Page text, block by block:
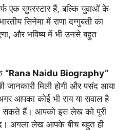
एक सुपरस्टार हैं, बल्कि युवाओं के
सिनेमा में राणा दग्गुबती का
और भविष्य में भी उनसे बहुत
“Rana Naidu Biography”
मिली होगी और पसंद आया
आपका कोई भी राय या सवाल है
हैं। आपको इस लेख को पूरी
अगला लेख आपके बीच बहुत ही